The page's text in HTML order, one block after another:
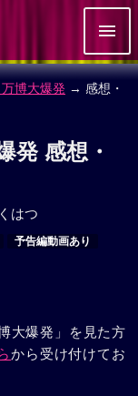
博大爆発 → 感想・
発 感想・
はつ
予告編動画あり
大爆発」を見た方
から受け付けてお